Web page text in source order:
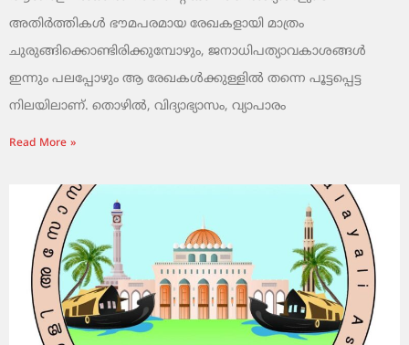
അതിർത്തികൾ ഭൗമപരമായ രേഖകളായി മാത്രം
ചുരുങ്ങിക്കൊണ്ടിരിക്കുമ്പോഴും, ജനാധിപത്യാവകാശങ്ങൾ
ഇന്നും പലപ്പോഴും ആ രേഖകൾക്കുള്ളിൽ തന്നെ പൂട്ടപ്പെട്ട
നിലയിലാണ്. തൊഴിൽ, വിദ്യാഭ്യാസം, വ്യാപാരം
Read More »